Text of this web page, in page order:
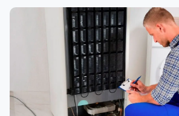
EN — English Version